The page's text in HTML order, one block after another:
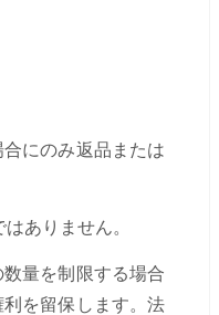
にのみ返品または
ありません。
量を制限する場合
を留保します。法